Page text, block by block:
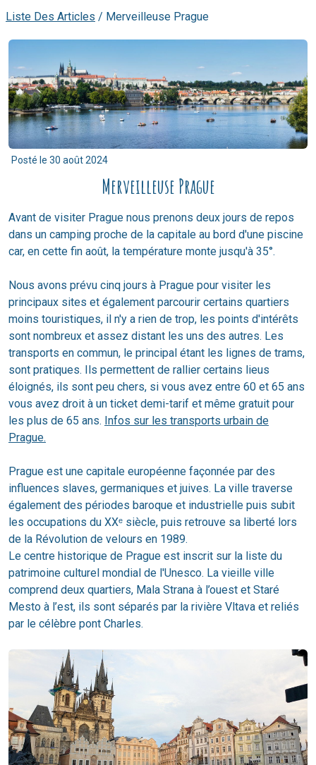
Liste Des Articles / Merveilleuse Prague
Posté le 30 août 2024
Merveilleuse Prague
Avant de visiter Prague nous prenons deux jours de repos
dans un camping proche de la capitale au bord d'une piscine
car, en cette fin août, la température monte jusqu'à 35°.
Nous avons prévu cinq jours à Prague pour visiter les
principaux sites et également parcourir certains quartiers
moins touristiques, il n'y a rien de trop, les points d'intérêts
sont nombreux et assez distant les uns des autres. Les
transports en commun, le principal étant les lignes de trams,
sont pratiques. Ils permettent de rallier certains lieus
éloignés, ils sont peu chers, si vous avez entre 60 et 65 ans
vous avez droit à un ticket demi-tarif et même gratuit pour
les plus de 65 ans. Infos sur les transports urbain de
Prague.
Prague est une capitale européenne façonnée par des
influences slaves, germaniques et juives. La ville traverse
également des périodes baroque et industrielle puis subit
les occupations du XXᵉ siècle, puis retrouve sa liberté lors
de la Révolution de velours en 1989.
Le centre historique de Prague est inscrit sur la liste du
patrimoine culturel mondial de l'Unesco. La vieille ville
comprend deux quartiers, Mala Strana à l’ouest et Staré
Mesto à l’est, ils sont séparés par la rivière Vltava et reliés
par le célèbre pont Charles.